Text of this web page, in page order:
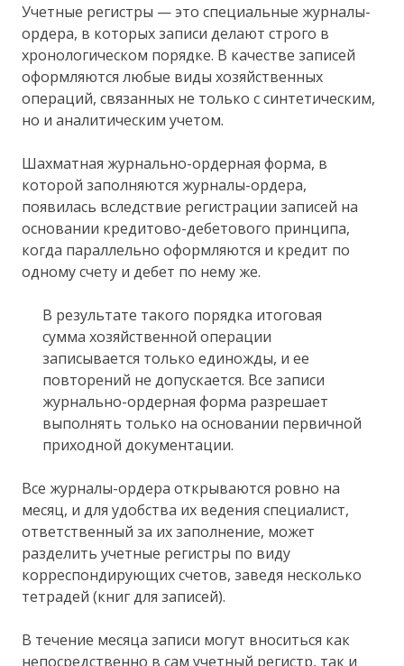
Учетные регистры — это специальные журналы-
ордера, в которых записи делают строго в
хронологическом порядке. В качестве записей
оформляются любые виды хозяйственных
операций, связанных не только с синтетическим,
но и аналитическим учетом.
Шахматная журнально-ордерная форма, в
которой заполняются журналы-ордера,
появилась вследствие регистрации записей на
основании кредитово-дебетового принципа,
когда параллельно оформляются и кредит по
одному счету и дебет по нему же.
В результате такого порядка итоговая
сумма хозяйственной операции
записывается только единожды, и ее
повторений не допускается. Все записи
журнально-ордерная форма разрешает
выполнять только на основании первичной
приходной документации.
Все журналы-ордера открываются ровно на
месяц, и для удобства их ведения специалист,
ответственный за их заполнение, может
разделить учетные регистры по виду
корреспондирующих счетов, заведя несколько
тетрадей (книг для записей).
В течение месяца записи могут вноситься как
непосредственно в сам учетный регистр, так и